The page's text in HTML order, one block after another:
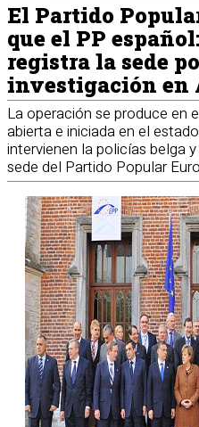
El Partido
que el PP
registra la sede
investigación en
La operación se produce en
abierta e iniciada en el
intervienen la policías belga
sede del Partido Popular